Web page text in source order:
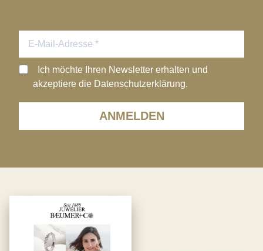
ANMELDEN
Ich möchte Ihren Newsletter erhalten und
akzeptiere die Datenschutzerklärung.